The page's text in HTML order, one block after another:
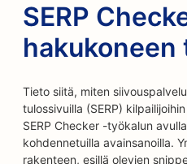
SERP
hakukoneen
Tieto siitä, miten
tulossivuilla (SERP)
SERP Checker -työkalun
kohdennetuilla avainsanoilla.
rakenteen, esillä olevien